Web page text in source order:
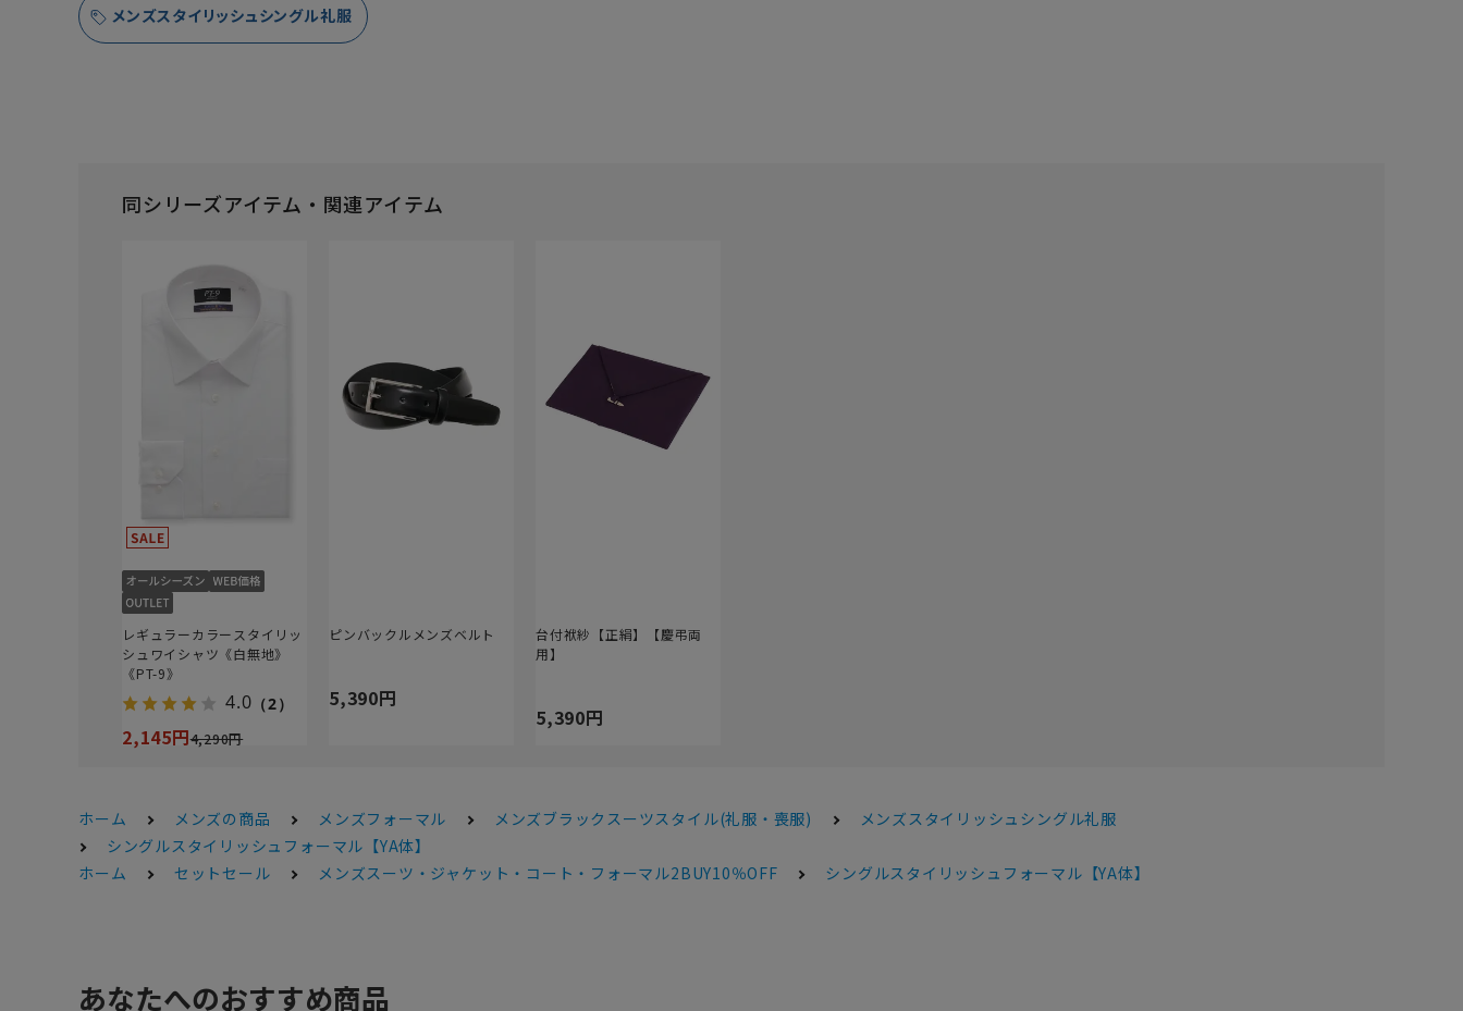
メンズスタイリッシュシングル礼服
同シリーズアイテム・関連アイテム
レギュラーカラースタイリッ
シュワイシャツ《白無地》
《PT-9》
4.0 （2）
2,145円4,290円
ピンバックルメンズベルト
5,390円
台付袱紗【正絹】【慶弔両
用】
5,390円
ホーム メンズの商品 メンズフォーマル メンズブラックスーツスタイル(礼服・喪服)
メンズスタイリッシュシングル礼服
シングルスタイリッシュフォーマル【YA体】
ホーム
セットセール メンズスーツ・ジャケット・コート・フォーマル2BUY10％OFF シングルスタイリッシュフォーマル【YA体】